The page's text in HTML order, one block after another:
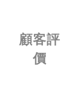
顧客評
價